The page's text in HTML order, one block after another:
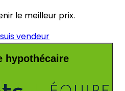
le meilleur prix.
vendeur
hypothécaire